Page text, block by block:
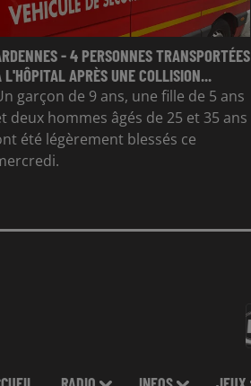
- 4 PERSONNES TRANSPORTÉES
L'HÔPITAL APRÈS UNE COLLISION...
garçon de 9 ans, une fille de 5 ans
deux hommes âgés de 25 et 35 ans
été légèrement blessés ce